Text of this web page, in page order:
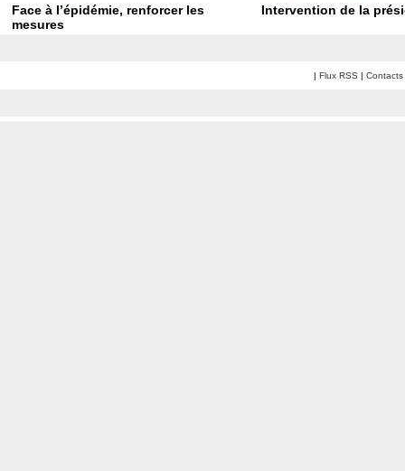
Face à l’épidémie, renforcer les
mesures
Intervention de la
| Flux RSS | Contacts